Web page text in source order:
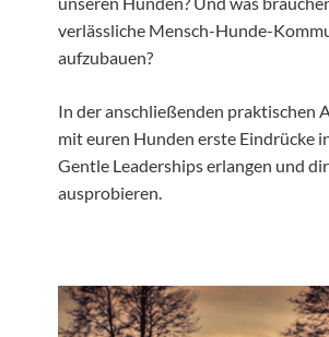
verlässliche Mensch-Hunde-
aufzubauen?
In der anschließenden praktischen
mit euren Hunden erste Eindrücke
Gentle Leaderships erlangen und
ausprobieren.